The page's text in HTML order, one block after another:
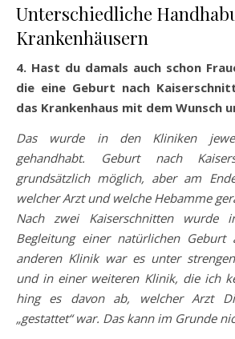
Unterschiedliche
Krankenhäusern
4. Hast du damals auch schon
die eine Geburt nach
das Krankenhaus mit dem Wunsch
Das wurde in den Kliniken
gehandhabt. Geburt nach
grundsätzlich möglich, aber am
welcher Arzt und welche Hebamme
Nach zwei Kaiserschnitten
Begleitung einer natürlichen Geburt
anderen Klinik war es unter
und in einer weiteren Klinik, die ich
hing es davon ab, welcher Arzt
„gestattet“ war. Das kann im Grunde